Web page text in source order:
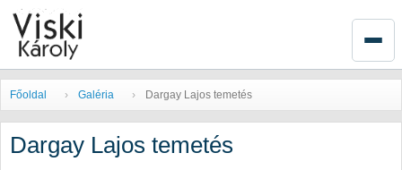
Főoldal Galéria Dargay Lajos temetés
Dargay Lajos temetés